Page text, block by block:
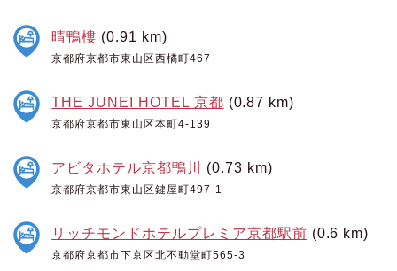
晴鴨樓 (0.91 km)
京都府京都市東山区西橘町467
THE JUNEI HOTEL 京都 (0.87 km)
京都府京都市東山区本町4-139
アビタホテル京都鴨川 (0.73 km)
京都府京都市東山区鍵屋町497-1
リッチモンドホテルプレミア京都駅前 (0.6 km)
京都府京都市下京区北不動堂町565-3